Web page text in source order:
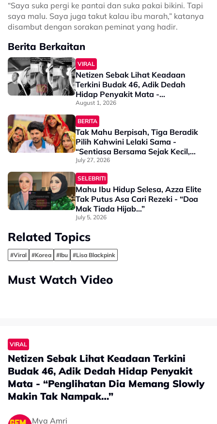
“Saya suka pergi ke pantai dan suka pakai bikini. Tapi
saya malu. Saya juga takut kalau ibu marah,” katanya
disambut dengan sorakan peminat yang hadir.
Berita Berkaitan
VIRAL
Netizen Sebak Lihat Keadaan
Terkini Budak 46, Adik Dedah
Hidap Penyakit Mata -
“Penglihatan Dia Memang Slowly
Makin Tak Nampak…”
August 1, 2026
BERITA
Tak Mahu Berpisah, Tiga Beradik
Pilih Kahwini Lelaki Sama -
“Sentiasa Bersama Sejak Kecil,
Tak Dapat Bayangkan Hidup
Berjauhan”
July 27, 2026
SELEBRITI
Mahu Ibu Hidup Selesa, Azza Elite
Tak Putus Asa Cari Rezeki - “Doa
Mak Tiada Hijab…”
July 5, 2026
Related Topics
#Viral #Korea #Ibu #Lisa Blackpink
Must Watch Video
VIRAL
Netizen Sebak Lihat Keadaan Terkini
Budak 46, Adik Dedah Hidap Penyakit
Mata - “Penglihatan Dia Memang Slowly
Makin Tak Nampak…”
Mya Amri